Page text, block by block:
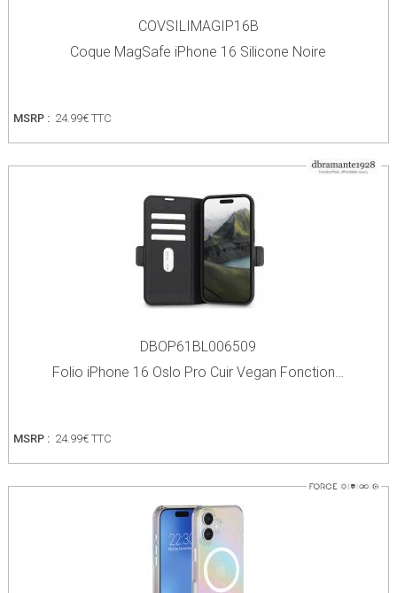
COVSILIMAGIP16B
Coque MagSafe iPhone 16 Silicone Noire
MSRP : 24.99€ TTC
DBOP61BL006509
Folio iPhone 16 Oslo Pro Cuir Vegan Fonction…
MSRP : 24.99€ TTC